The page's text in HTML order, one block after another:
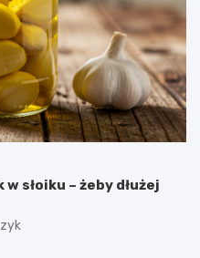
słoiku – żeby dłużej